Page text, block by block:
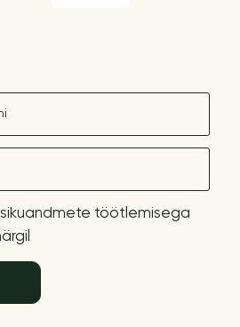
töötlemisega